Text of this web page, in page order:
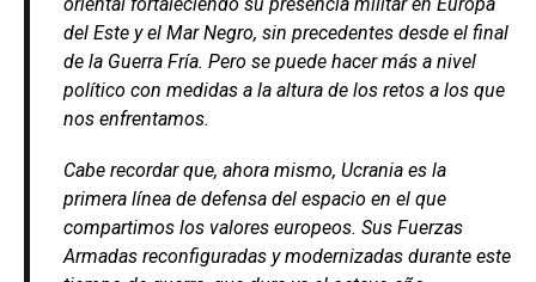
del Este y el Mar Negro, sin precedentes desde el final
de la Guerra Fría. Pero se puede hacer más a nivel
político con medidas a la altura de los retos a los que
nos enfrentamos.
Cabe recordar que, ahora mismo, Ucrania es la
primera línea de defensa del espacio en el que
compartimos los valores europeos. Sus Fuerzas
Armadas reconfiguradas y modernizadas durante este